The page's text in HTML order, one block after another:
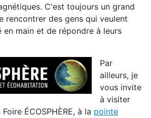
C'est toujours un grand
rencontrer des gens qui veulent
en main et de répondre à leurs
Par
ailleurs, je
vous invite
à visiter
ÉCOSPHÈRE, à la pointe